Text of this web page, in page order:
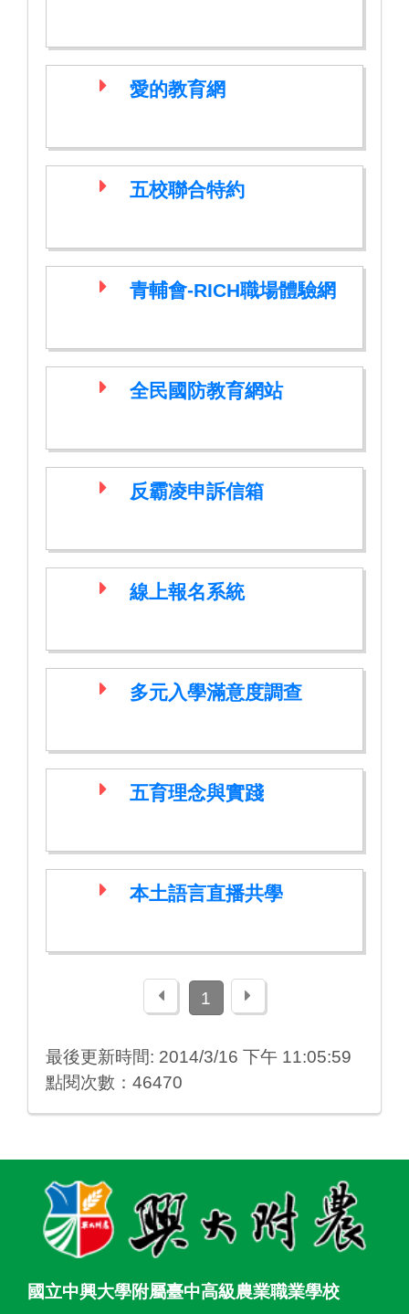
愛的教育網
五校聯合特約
青輔會-RICH職場體驗網
全民國防教育網站
反霸凌申訴信箱
線上報名系統
多元入學滿意度調查
五育理念與實踐
本土語言直播共學
上一頁1 下一頁
最後更新時間: 2014/3/16 下午 11:05:59
點閱次數：46470
國立中興大學附屬臺中高級農業職業學校